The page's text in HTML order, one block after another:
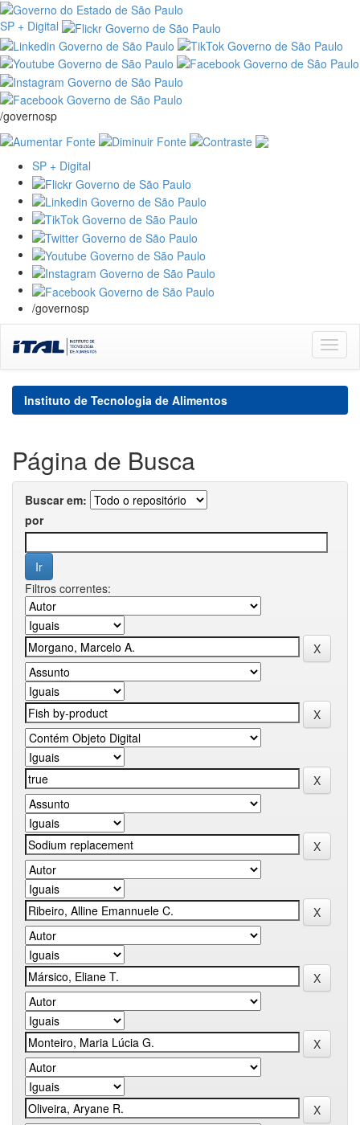
SP + Digital
/governosp
SP + Digital
/governosp
navigation
Instituto de Tecnologia de Alimentos
Página de Busca
Buscar em:
por
Filtros correntes: